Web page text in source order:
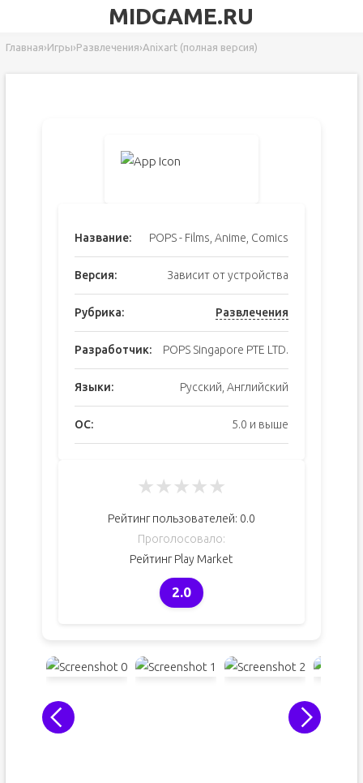
MIDGAME.RU
Главная›Игры›Развлечения›Anixart (полная версия)
Название: POPS - Films, Anime, Comics
Версия: Зависит от устройства
Рубрика: Развлечения
Разработчик: POPS Singapore PTE LTD.
Языки: Русский, Английский
ОС: 5.0 и выше
★★★★★
Рейтинг пользователей: 0.0
Проголосовало:
Рейтинг Play Market
2.0